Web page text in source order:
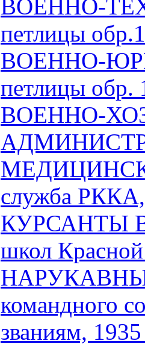
ВОЕННО-
петлицы
ВОЕННО-
петлицы обр.
ВОЕННО-
служба РККА,
КУРСАНТЫ
школ
командного
званиям,